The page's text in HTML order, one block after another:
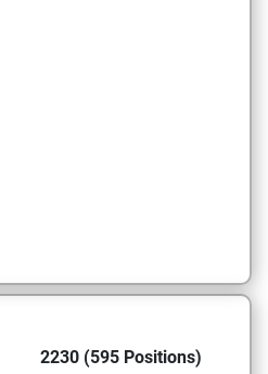
2230 (595 Positions)